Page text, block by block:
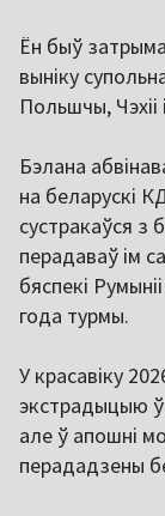
Ён быў
выніку
Польшчы,
Бэлана
на беларускі
сустракаўся з
перадаваў ім
бяспекі
года турмы.
У красавіку
экстрадыцыю ў
але ў апошні
перададзены